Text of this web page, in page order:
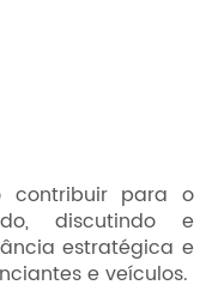
contribuir para o
discutindo e
estratégica e
e veículos.